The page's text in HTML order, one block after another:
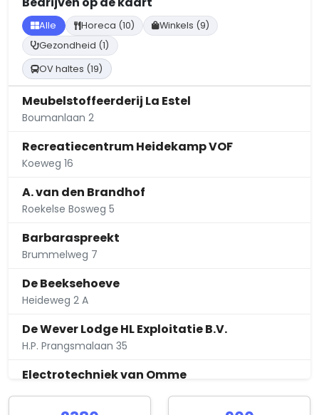
Alle Horeca (10)
Winkels (9)
Gezondheid (1)
OV haltes (19)
Meubelstoffeerderij La Estel
Boumanlaan 2
Recreatiecentrum Heidekamp VOF
Koeweg 16
A. van den Brandhof
Roekelse Bosweg 5
Barbaraspreekt
Brummelweg 7
De Beeksehoeve
Heideweg 2 A
De Wever Lodge HL Exploitatie B.V.
H.P. Prangsmalaan 35
Electrotechniek van Omme